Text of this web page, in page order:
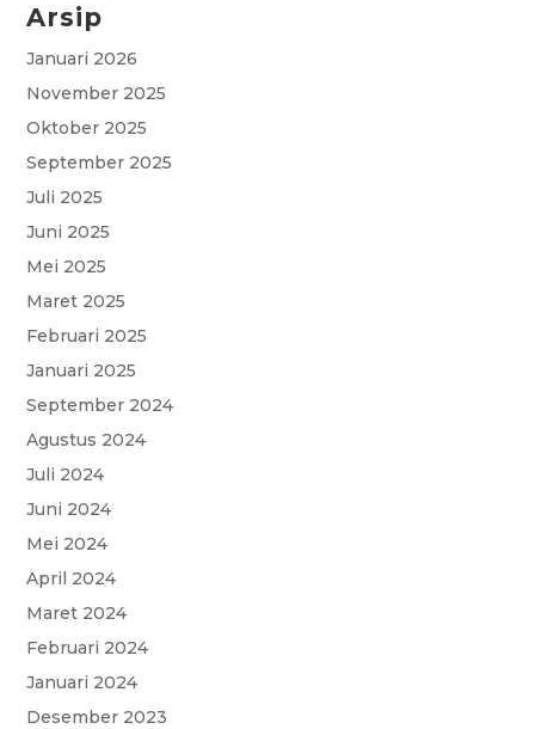
c
e
b
k
t
s
Arsip
Januari 2026
November 2025
Oktober 2025
September 2025
Juli 2025
Juni 2025
Mei 2025
Maret 2025
Februari 2025
Januari 2025
September 2024
Agustus 2024
Juli 2024
Juni 2024
Mei 2024
April 2024
Maret 2024
Februari 2024
Januari 2024
Desember 2023